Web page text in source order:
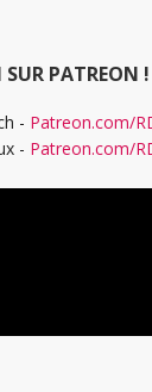
PATREON !
- Patreon.com/
- Patreon.com/